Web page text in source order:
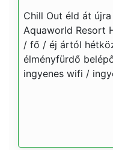
Chill Out éld át
Aquaworld Resort
/ fő / éj ártól
élményfürdő
ingyenes wifi /